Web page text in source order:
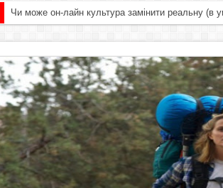
Чи може он-лайн культура замінити реальну (в